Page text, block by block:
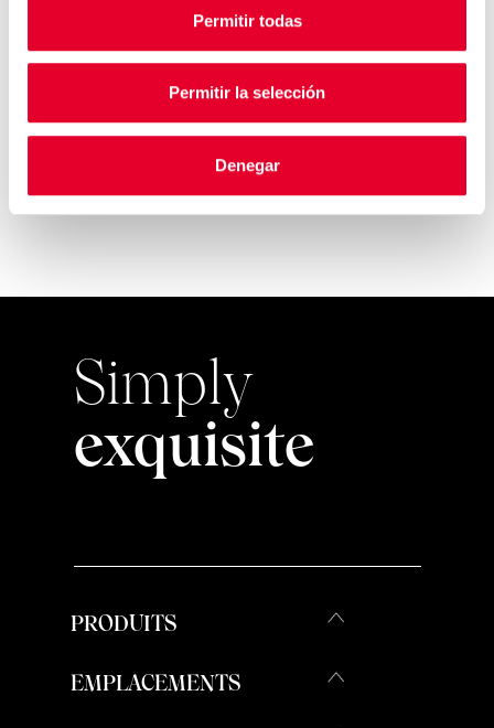
Permitir todas
Permitir la selección
Denegar
Azkoyen présentera ses
dernières avancées techn...
Simply
exquisite
PRODUITS
EMPLACEMENTS